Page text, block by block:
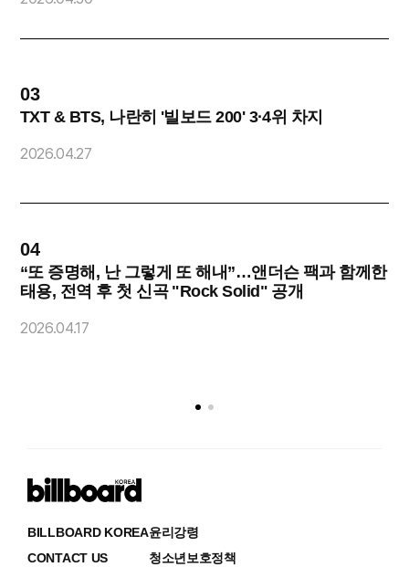
03
TXT & BTS, 나란히 '빌보드 200' 3·4위 차지
2026.04.27
04
“또 증명해, 난 그렇게 또 해내”…앤더슨 팩과 함께한
태용, 전역 후 첫 신곡 "Rock Solid" 공개
2026.04.17
BILLBOARD KOREA
CONTACT US
윤리강령
청소년보호정책